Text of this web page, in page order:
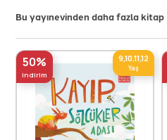
Bu yayınevinden daha fazla kitap
50%
indirim
9,10,11,12
Yaş